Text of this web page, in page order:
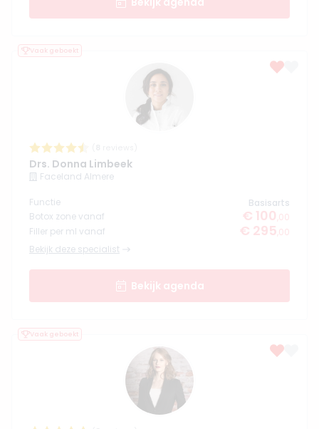
Vaak geboekt
Drs. Donna Limbeek
Faceland Almere
Functie
Basisarts
Botox zone vanaf
€ 100 ,00
Filler per ml vanaf
€ 295 ,00
Bekijk deze specialist
Bekijk agenda
Vaak geboekt